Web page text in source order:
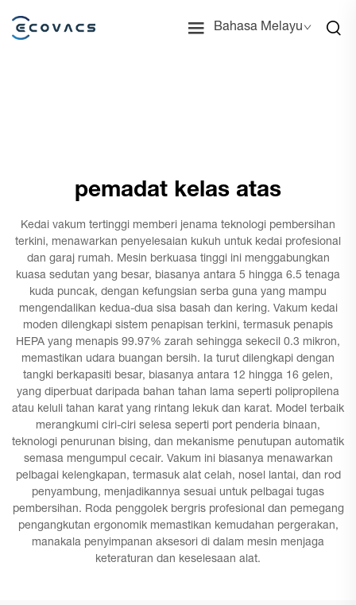
Bahasa Melayu
pemadat kelas atas
Kedai vakum tertinggi memberi jenama teknologi pembersihan
terkini, menawarkan penyelesaian kukuh untuk kedai profesional
dan garaj rumah. Mesin berkuasa tinggi ini menggabungkan
kuasa sedutan yang besar, biasanya antara 5 hingga 6.5 tenaga
kuda puncak, dengan kefungsian serba guna yang mampu
mengendalikan kedua-dua sisa basah dan kering. Vakum kedai
moden dilengkapi sistem penapisan terkini, termasuk penapis
HEPA yang menapis 99.97% zarah sehingga sekecil 0.3 mikron,
memastikan udara buangan bersih. Ia turut dilengkapi dengan
tangki berkapasiti besar, biasanya antara 12 hingga 16 gelen,
yang diperbuat daripada bahan tahan lama seperti polipropilena
atau keluli tahan karat yang rintang lekuk dan karat. Model terbaik
merangkumi ciri-ciri selesa seperti port penderia binaan,
teknologi penurunan bising, dan mekanisme penutupan automatik
semasa mengumpul cecair. Vakum ini biasanya menawarkan
pelbagai kelengkapan, termasuk alat celah, nosel lantai, dan rod
penyambung, menjadikannya sesuai untuk pelbagai tugas
pembersihan. Roda penggolek bergris profesional dan pemegang
pengangkutan ergonomik memastikan kemudahan pergerakan,
manakala penyimpanan aksesori di dalam mesin menjaga
keteraturan dan keselesaan alat.